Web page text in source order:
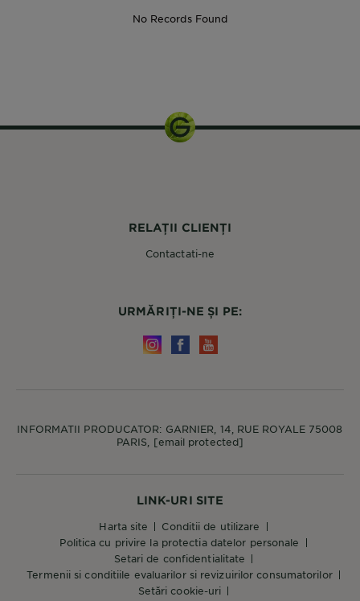
No Records Found
LINK-URI SITE
harta site
conditii de utilizare
politica cu privire la protectia datelor personale
setari de confidentialitate
termenii si conditiile evaluarilor si revizuirilor consumatorilor
setări cookie-uri
RELAȚII CLIENȚI
Contactati-ne
URMĂRIȚI-NE ȘI PE:
INFORMATII PRODUCATOR: GARNIER, 14, RUE ROYALE 75008
PARIS, [email protected]